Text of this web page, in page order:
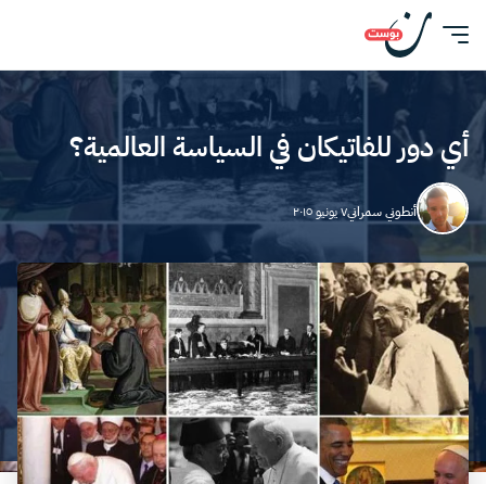
أي دور للفاتيكان في السياسة العالمية؟
أنطوني سمراني٧ يونيو ٢٠١٥